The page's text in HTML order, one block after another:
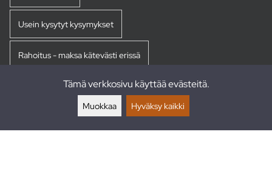
Usein kysytyt kysymykset
Rahoitus - maksa kätevästi erissä
Tämä verkkosivu käyttää evästeitä.
Muokkaa Hyväksy kaikki